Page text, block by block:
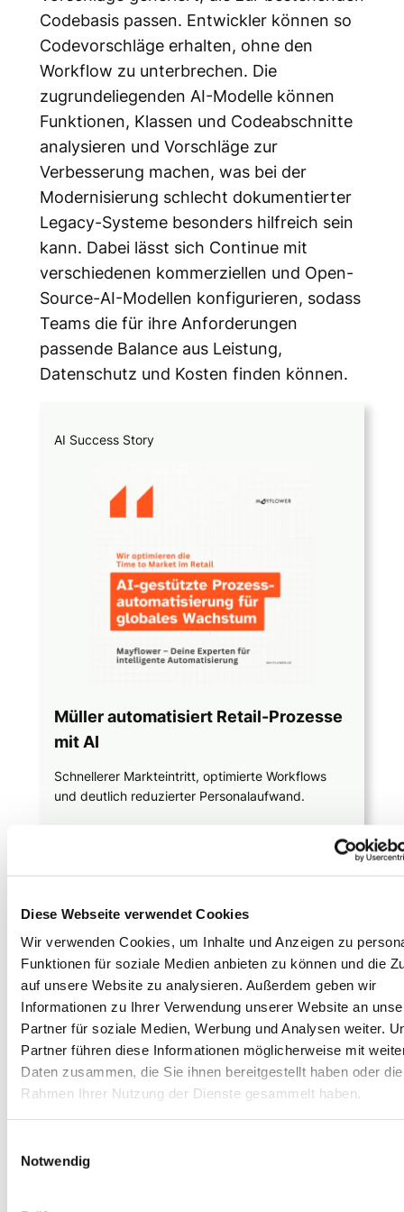
Diese Webseite verwendet Cookies
Wir verwenden Cookies, um Inhalte und Anzeigen zu
Funktionen für soziale Medien anbieten zu können und die
auf unsere Website zu analysieren. Außerdem geben wir
Informationen zu Ihrer Verwendung unserer Website an
Partner für soziale Medien, Werbung und Analysen weiter.
Partner führen diese Informationen möglicherweise mit
Daten zusammen, die Sie ihnen bereitgestellt haben oder
Rahmen Ihrer Nutzung der Dienste gesammelt haben.
Notwendig
Codebasis passen. Entwickler können so
Codevorschläge erhalten, ohne den
Workflow zu unterbrechen. Die
zugrundeliegenden AI-Modelle können
Funktionen, Klassen und Codeabschnitte
analysieren und Vorschläge zur
Verbesserung machen, was bei der
Modernisierung schlecht dokumentierter
Legacy-Systeme besonders hilfreich sein
kann. Dabei lässt sich Continue mit
verschiedenen kommerziellen und Open-
Source-AI-Modellen konfigurieren, sodass
Teams die für ihre Anforderungen
passende Balance aus Leistung,
Datenschutz und Kosten finden können.
AI Success Story
Müller automatisiert Retail-Prozesse
mit AI
Schnellerer Markteintritt, optimierte Workflows
und deutlich reduzierter Personalaufwand.
Das Plugin versteht den aktuellen Kontext
im Editor und sendet relevante Codeteile
Vorschläge generiert, die zur bestehenden
Codebasis passen. Entwickler können so
Codevorschläge erhalten, ohne den
Workflow zu unterbrechen. Die
zugrundeliegenden AI-Modelle können
Funktionen, Klassen und Codeabschnitte
analysieren und Vorschläge zur
Modernisierung schlecht dokumentierter
kann. Dabei lässt sich Continue mit